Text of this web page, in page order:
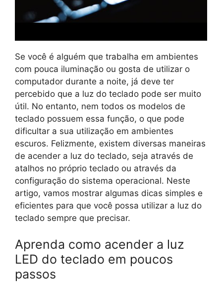
Se você é alguém que trabalha em ambientes
com pouca iluminação ou gosta de utilizar o
computador durante a noite, já deve ter
percebido que a luz do teclado pode ser muito
útil. No entanto, nem todos os modelos de
teclado possuem essa função, o que pode
dificultar a sua utilização em ambientes
escuros. Felizmente, existem diversas maneiras
de acender a luz do teclado, seja através de
atalhos no próprio teclado ou através da
configuração do sistema operacional. Neste
artigo, vamos mostrar algumas dicas simples e
eficientes para que você possa utilizar a luz do
teclado sempre que precisar.
Aprenda como acender a luz
LED do teclado em poucos
passos